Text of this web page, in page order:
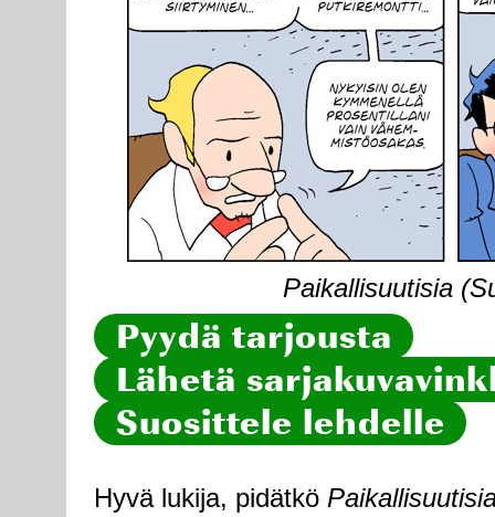
Paikallisuutisia
Pyydä tarjousta
Lähetä
Suosittele lehdelle
Hyvä lukija, pidätkö